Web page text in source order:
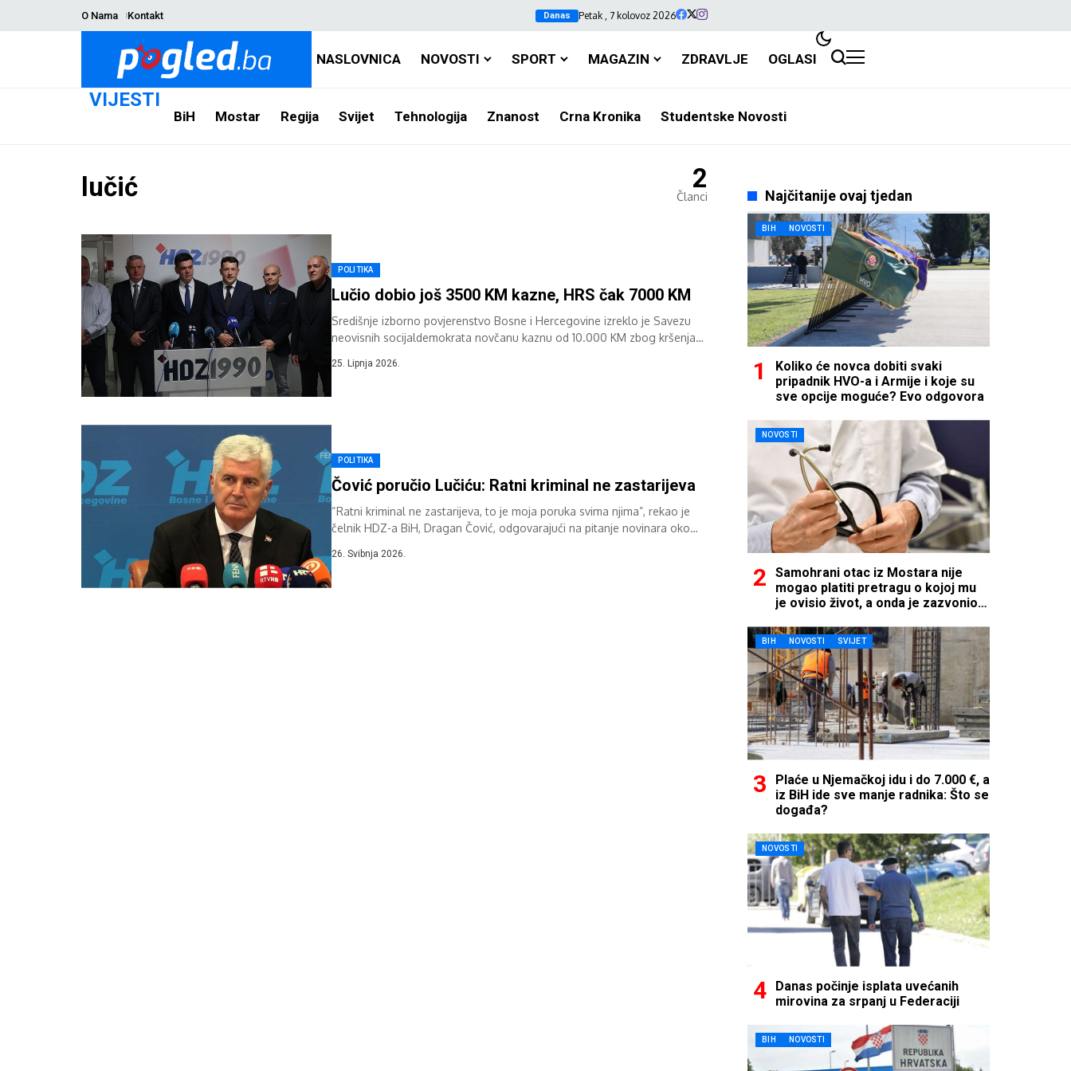
O Nama Kontakt Danas Petak , 7 kolovoz 2026
NASLOVNICA NOVOSTI SPORT MAGAZIN ZDRAVLJE OGLASI
VIJESTI
BiH Mostar Regija Svijet Tehnologija Znanost Crna Kronika Studentske Novosti
lučić 2
Članci
POLITIKA
Lučio dobio još 3500 KM kazne, HRS čak 7000 KM
Središnje izborno povjerenstvo Bosne i Hercegovine izreklo je Savezu
neovisnih socijaldemokrata novčanu kaznu od 10.000 KM zbog kršenja
25. Lipnja 2026.
POLITIKA
Čović poručio Lučiću: Ratni kriminal ne zastarijeva
“Ratni kriminal ne zastarijeva, to je moja poruka svima njima”, rekao je
čelnik HDZ-a BiH, Dragan Čović, odgovarajući na pitanje novinara oko
26. Svibnja 2026.
Najčitanije ovaj tjedan
BIH NOVOSTI
Koliko će novca dobiti svaki
pripadnik HVO-a i Armije i koje su
sve opcije moguće? Evo odgovora
NOVOSTI
Samohrani otac iz Mostara nije
mogao platiti pretragu o kojoj mu
je ovisio život, a onda je zazvonio
BIH NOVOSTI SVIJET
Plaće u Njemačkoj idu i do 7.000 €, a
iz BiH ide sve manje radnika: Što se
događa?
NOVOSTI
Danas počinje isplata uvećanih
mirovina za srpanj u Federaciji
BIH NOVOSTI